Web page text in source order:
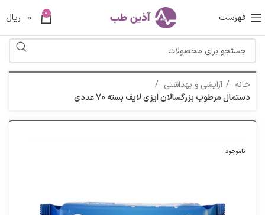
فهرست 0
0 ریال
خانه
آرایشی و بهداشتی
دستمال مرطوب بزرگسالان ایزی لایف بسته 70 عددی
ناموجود